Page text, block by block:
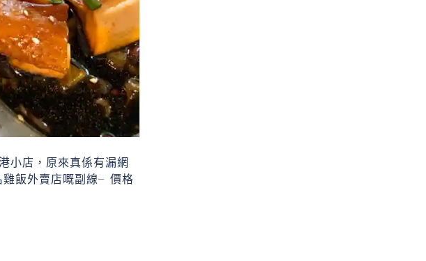
小店，原來真係有漏網
雞飯外賣店嘅副線╴價格